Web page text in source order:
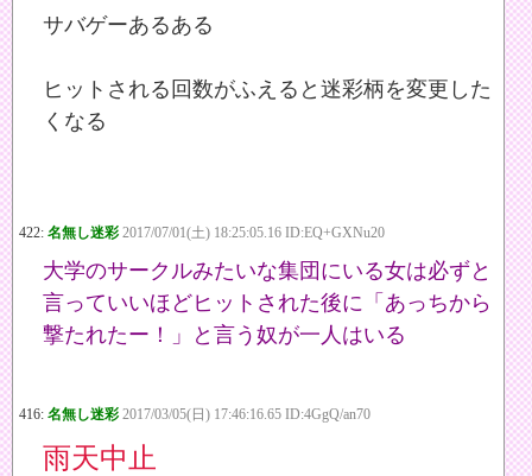
サバゲーあるある
ヒットされる回数がふえると迷彩柄を変更した
くなる
422: 名無し迷彩 2017/07/01(土) 18:25:05.16 ID:EQ+GXNu20
大学のサークルみたいな集団にいる女は必ずと
言っていいほどヒットされた後に「あっちから
撃たれたー！」と言う奴が一人はいる
416: 名無し迷彩 2017/03/05(日) 17:46:16.65 ID:4GgQ/an70
雨天中止